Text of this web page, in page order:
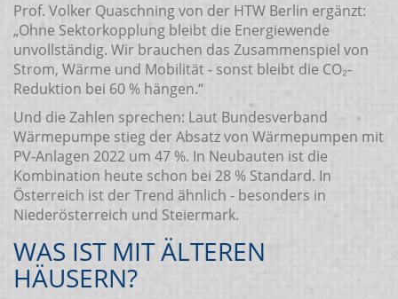
Prof. Volker Quaschning von der HTW Berlin ergänzt:
„Ohne Sektorkopplung bleibt die Energiewende
unvollständig. Wir brauchen das Zusammenspiel von
Strom, Wärme und Mobilität - sonst bleibt die CO₂-
Reduktion bei 60 % hängen.“
Und die Zahlen sprechen: Laut Bundesverband
Wärmepumpe stieg der Absatz von Wärmepumpen mit
PV-Anlagen 2022 um 47 %. In Neubauten ist die
Kombination heute schon bei 28 % Standard. In
Österreich ist der Trend ähnlich - besonders in
Niederösterreich und Steiermark.
WAS IST MIT ÄLTEREN
HÄUSERN?